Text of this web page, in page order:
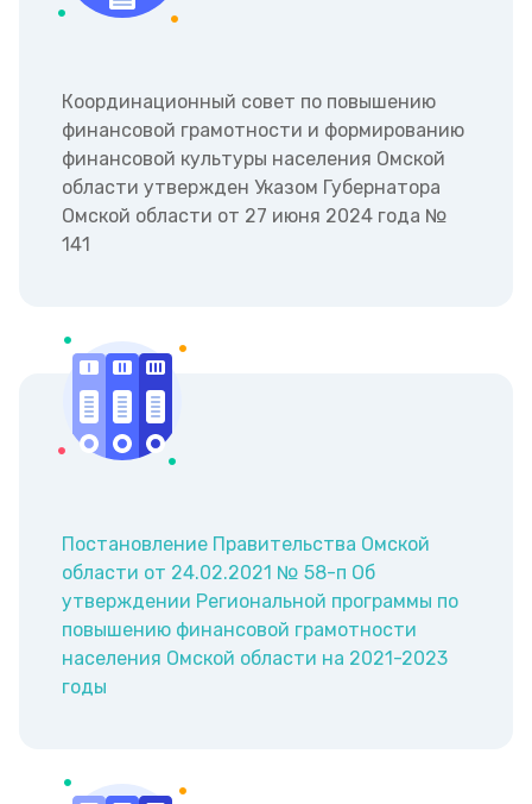
Координационный совет по повышению
финансовой грамотности и формированию
финансовой культуры населения Омской
области утвержден Указом Губернатора
Омской области от 27 июня 2024 года №
141
Постановление Правительства Омской
области от 24.02.2021 № 58-п Об
утверждении Региональной программы по
повышению финансовой грамотности
населения Омской области на 2021-2023
годы